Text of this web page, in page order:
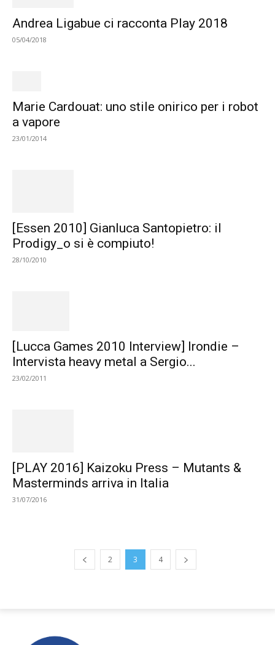
Andrea Ligabue ci racconta Play 2018
05/04/2018
Marie Cardouat: uno stile onirico per i robot
a vapore
23/01/2014
[Essen 2010] Gianluca Santopietro: il
Prodigy_o si è compiuto!
28/10/2010
[Lucca Games 2010 Interview] Irondie –
Intervista heavy metal a Sergio...
23/02/2011
[PLAY 2016] Kaizoku Press – Mutants &
Masterminds arriva in Italia
31/07/2016
2 3 4